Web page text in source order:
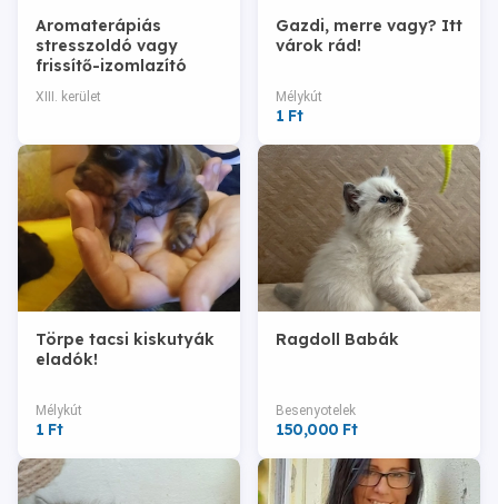
Aromaterápiás
stresszoldó vagy
frissítő-izomlazító
svédmasszázs
doTERRA illóolajokkal
XIII. kerület
Gazdi, merre vagy? Itt
várok rád!
Mélykút
1 Ft
Törpe tacsi kiskutyák
eladók!
Mélykút
1 Ft
Ragdoll Babák
Besenyotelek
150,000 Ft